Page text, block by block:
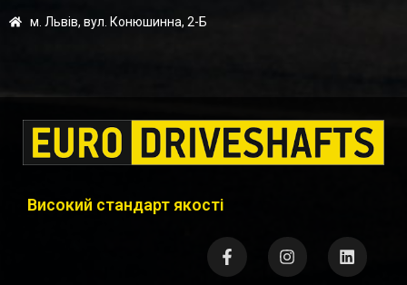
м. Львів, вул. Конюшинна, 2-Б
Високий стандарт якості